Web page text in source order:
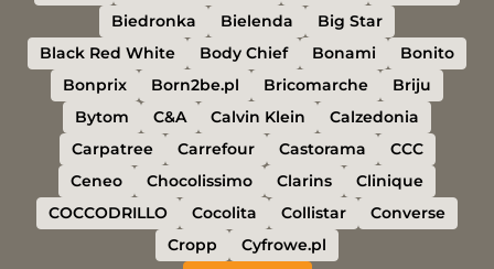
Biedronka
Bielenda
Big Star
Black Red White
Body Chief Bonami
Bonito
Bonprix
Born2be.pl Bricomarche
Briju
Bytom
C&A Calvin Klein
Calzedonia
Carpatree
Carrefour Castorama
CCC
Ceneo
Chocolissimo Clarins
Clinique
COCCODRILLO
Cocolita Collistar
Converse
Cropp
Cyfrowe.pl